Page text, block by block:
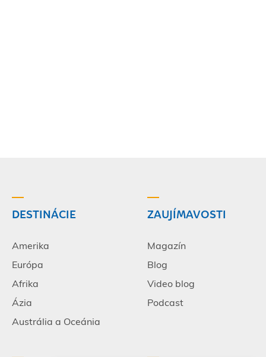
DESTINÁCIE
Amerika
Európa
Afrika
Ázia
Austrália a Oceánia
ZAUJÍMAVOSTI
Magazín
Blog
Video blog
Podcast